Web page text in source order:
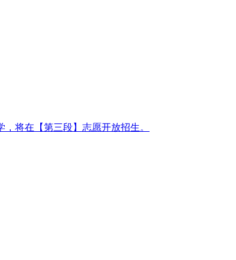
将在【第三段】志愿开放招生。